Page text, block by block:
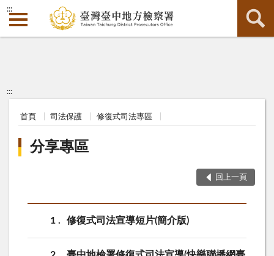
:::
:::
首頁 司法保護 修復式司法專區
分享專區
回上一頁
1 修復式司法宣導短片(簡介版)